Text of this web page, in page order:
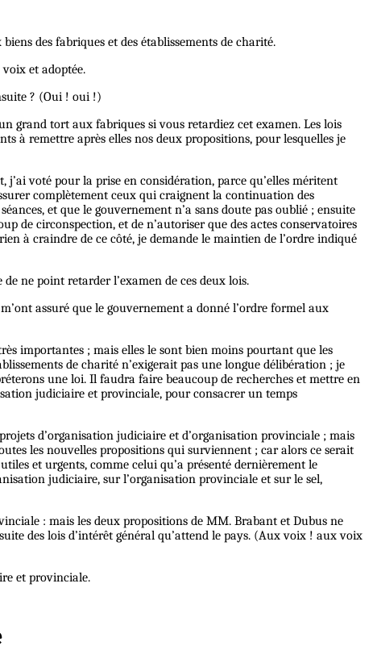
des fabriques et des établissements de charité.
et adoptée.
? (Oui ! oui !)
grand tort aux fabriques si vous retardiez cet examen. Les lois
à remettre après elles nos deux propositions, pour lesquelles je
j’ai voté pour la prise en considération, parce qu’elles méritent
complètement ceux qui craignent la continuation des
et que le gouvernement n’a sans doute pas oublié ; ensuite
de circonspection, et de n’autoriser que des actes conservatoires
à craindre de ce côté, je demande le maintien de l’ordre indiqué
ne point retarder l’examen de ces deux lois.
assuré que le gouvernement a donné l’ordre formel aux
importantes ; mais elles le sont bien moins pourtant que les
de charité n’exigerait pas une longue délibération ; je
une loi. Il faudra faire beaucoup de recherches et mettre en
judiciaire et provinciale, pour consacrer un temps
d’organisation judiciaire et d’organisation provinciale ; mais
les nouvelles propositions qui surviennent ; car alors ce serait
et urgents, comme celui qu’a présenté dernièrement le
judiciaire, sur l’organisation provinciale et sur le sel,
: mais les deux propositions de MM. Brabant et Dubus ne
des lois d’intérêt général qu’attend le pays. (Aux voix ! aux voix
et provinciale.